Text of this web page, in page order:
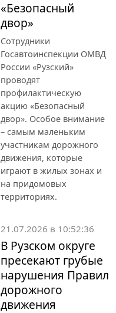
«Безопасный
двор»
Сотрудники
Госавтоинспекции ОМВД
России «Рузский»
проводят
профилактическую
акцию «Безопасный
двор». Особое внимание
– самым маленьким
участникам дорожного
движения, которые
играют в жилых зонах и
на придомовых
территориях.
21.07.2026 в 10:52:36
В Рузском округе
пресекают грубые
нарушения Правил
дорожного
движения